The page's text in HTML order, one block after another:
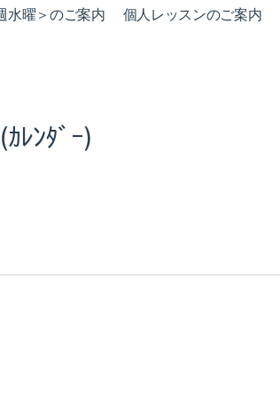
水曜＞のご案内 個人レッスンのご案内
ﾚﾝﾀﾞｰ)